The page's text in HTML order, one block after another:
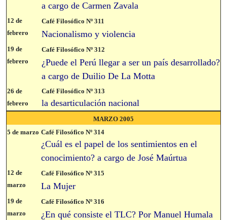
a cargo de Carmen Zavala
12 de
febrero
Café Filosófico Nº 311
Nacionalismo y violencia
19 de
febrero
Café Filosófico Nº 312
¿Puede el Perú llegar a ser un país desarrollado?
a cargo de Duilio De La Motta
26 de
febrero
Café Filosófico Nº 313
la desarticulación nacional
MARZO 2005
5 de marzo Café Filosófico Nº 314
¿Cuál es el papel de los sentimientos en el
conocimiento? a cargo de José Maúrtua
12 de
marzo
Café Filosófico Nº 315
La Mujer
19 de
marzo
Café Filosófico Nº 316
¿En qué consiste el TLC? Por Manuel Humala